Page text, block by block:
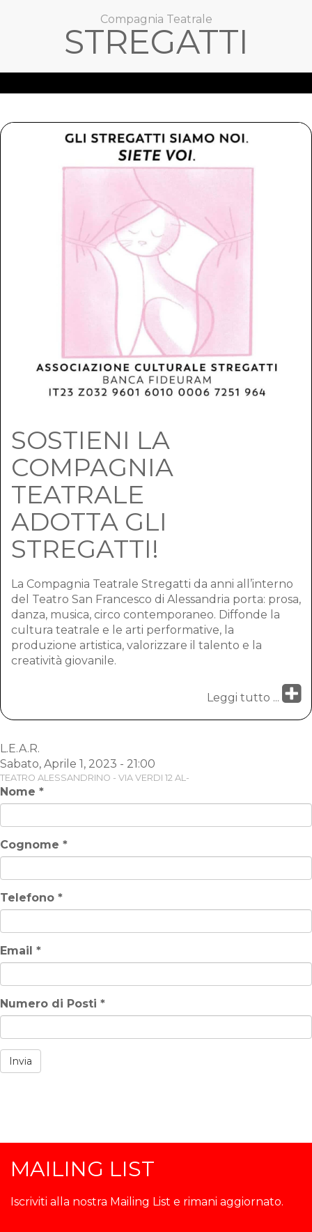
Compagnia Teatrale
STREGATTI
SOSTIENI LA
COMPAGNIA
TEATRALE
ADOTTA GLI
STREGATTI!
La Compagnia Teatrale Stregatti da anni all’interno
del Teatro San Francesco di Alessandria porta: prosa,
danza, musica, circo contemporaneo. Diffonde la
cultura teatrale e le arti performative, la
produzione artistica, valorizzare il talento e la
creatività giovanile.
Leggi tutto ...
L.E.A.R.
Sabato, Aprile 1, 2023 - 21:00
TEATRO ALESSANDRINO - VIA VERDI 12 AL-
Nome *
Cognome *
Telefono *
Email *
Numero di Posti *
Invia
MAILING LIST
Iscriviti alla nostra Mailing List e rimani aggiornato.